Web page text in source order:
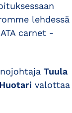
lehdessä
carnet -
Tuula
valottaa